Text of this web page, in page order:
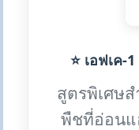
⭐ เอฟเค-
สูตรพิเศษ
พืชที่อ่อนแ